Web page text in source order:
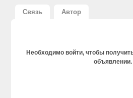
Связь Автор
Необходимо войти, чтобы
объявлении.